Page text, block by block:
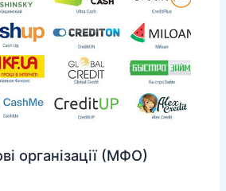
організації (МФО)